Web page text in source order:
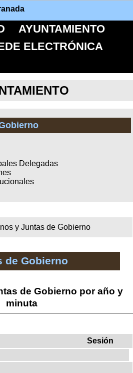
AYUNTAMIENTO
ELECTRÓNICA
Delegadas
y Juntas de Gobierno
de Gobierno
de Gobierno por año y
minuta
Sesión